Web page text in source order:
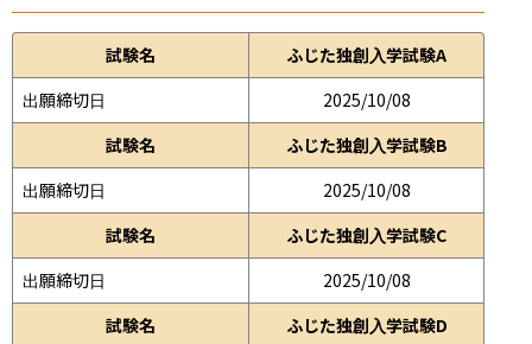
試験名
ふじた独創入学試験A
出願締切日
2025/10/08
試験名
ふじた独創入学試験B
出願締切日
2025/10/08
試験名
ふじた独創入学試験C
出願締切日
2025/10/08
試験名
ふじた独創入学試験D